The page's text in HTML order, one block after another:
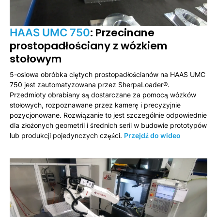
HAAS UMC 750: Przecinane
prostopadłościany z wózkiem
stołowym
5-osiowa obróbka ciętych prostopadłościanów na HAAS UMC
750 jest zautomatyzowana przez SherpaLoader®.
Przedmioty obrabiany są dostarczane za pomocą wózków
stołowych, rozpoznawane przez kamerę i precyzyjnie
pozycjonowane. Rozwiązanie to jest szczególnie odpowiednie
dla złożonych geometrii i średnich serii w budowie prototypów
lub produkcji pojedynczych części. Przejdź do wideo